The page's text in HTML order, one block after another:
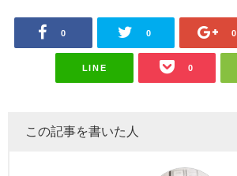
0 0 0
LINE 0
この記事を書いた人